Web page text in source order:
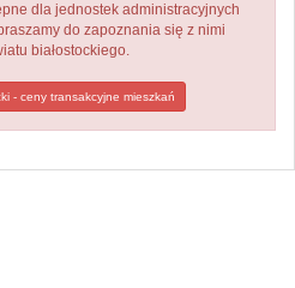
dla jednostek administracyjnych
do zapoznania się z nimi
białostockiego.
- ceny transakcyjne mieszkań